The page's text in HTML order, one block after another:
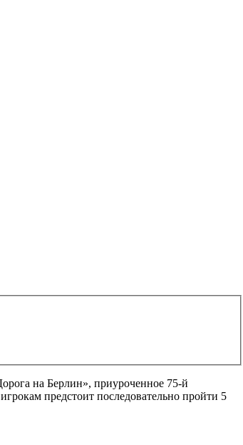
на Берлин», приуроченное 75-й
предстоит последовательно пройти 5